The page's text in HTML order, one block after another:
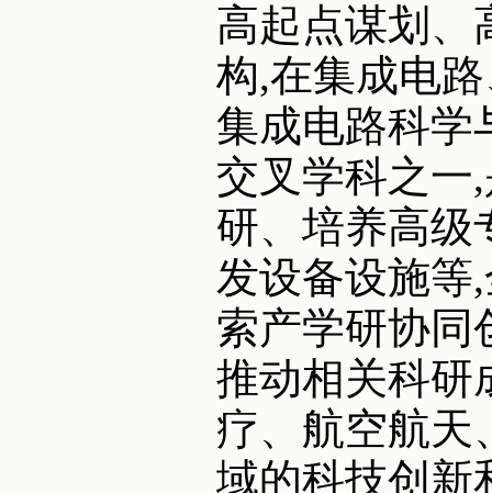
高起点谋划、
构,在集成电
集成电路科学
交叉学科之一
研、培养高级
发设备设施等
索产学研协同
推动相关科研
疗、航空航天
域的科技创新